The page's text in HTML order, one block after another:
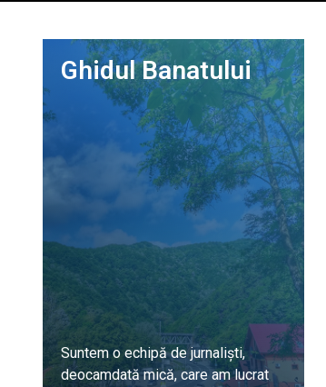
Ghidul Banatului
Suntem o echipă de jurnaliști,
deocamdată mică, care am lucrat